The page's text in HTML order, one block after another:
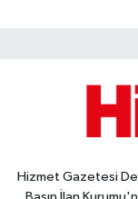
Hizmet Gazetesi